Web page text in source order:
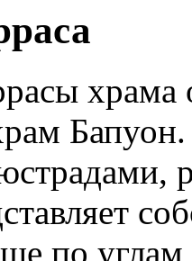
храма
Бапуон.
по углам